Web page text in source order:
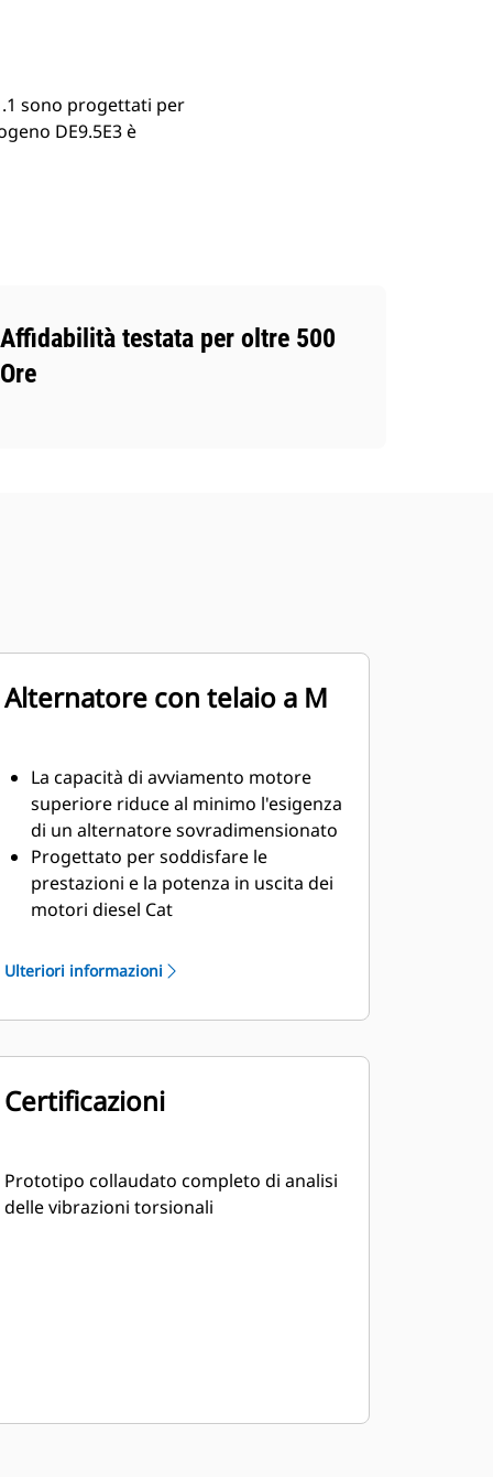
sono progettati per
DE9.5E3 è
Affidabilità testata per oltre 500
Ore
Alternatore con telaio a M
La capacità di avviamento motore
superiore riduce al minimo l'esigenza
di un alternatore sovradimensionato
Progettato per soddisfare le
prestazioni e la potenza in uscita dei
motori diesel Cat
Ulteriori informazioni
Certificazioni
Prototipo collaudato completo di analisi
delle vibrazioni torsionali